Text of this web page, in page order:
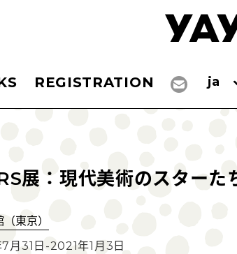
REGISTRATION ja
展：現代美術のスターた
東京）
月31日-2021年1月3日